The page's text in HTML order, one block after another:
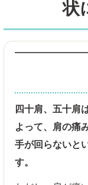
状
四十肩、五十肩
よって、肩の痛
手が回らないと
す。